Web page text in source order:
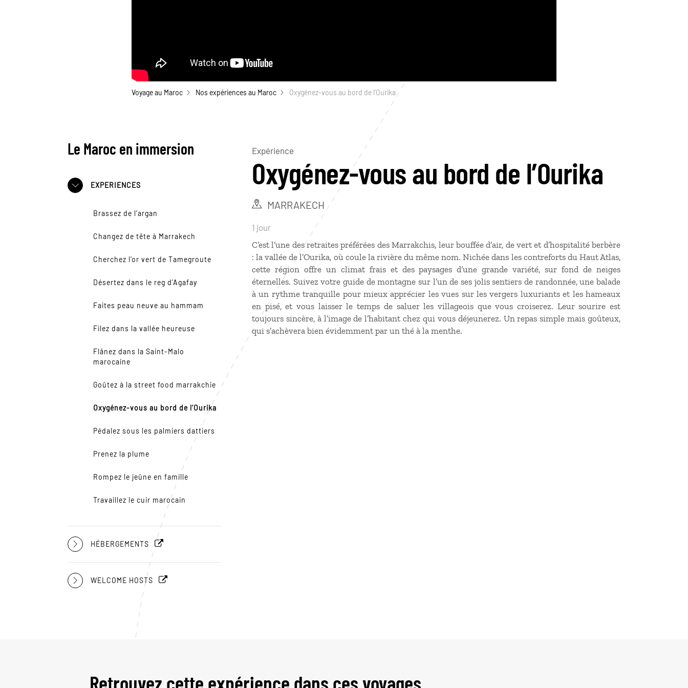
Voyage au Maroc Nos expériences au Maroc Oxygénez-vous au bord de l’Ourika
Le Maroc en immersion
EXPERIENCES
Brassez de l’argan
Changez de tête à Marrakech
Cherchez l’or vert de Tamegroute
Désertez dans le reg d’Agafay
Faites peau neuve au hammam
Filez dans la vallée heureuse
Flânez dans la Saint-Malo
marocaine
Goûtez à la street food marrakchie
Oxygénez-vous au bord de l’Ourika
Pédalez sous les palmiers dattiers
Prenez la plume
Rompez le jeûne en famille
Travaillez le cuir marocain
HÉBERGEMENTS
WELCOME HOSTS
Expérience
Oxygénez-vous au bord de l’Ourika
MARRAKECH
1 jour
C’est l’une des retraites préférées des Marrakchis, leur bouffée d’air, de vert et d’hospitalité berbère
: la vallée de l’Ourika, où coule la rivière du même nom. Nichée dans les contreforts du Haut Atlas,
cette région offre un climat frais et des paysages d’une grande variété, sur fond de neiges
éternelles. Suivez votre guide de montagne sur l’un de ses jolis sentiers de randonnée, une balade
à un rythme tranquille pour mieux apprécier les vues sur les vergers luxuriants et les hameaux
en pisé, et vous laisser le temps de saluer les villageois que vous croiserez. Leur sourire est
toujours sincère, à l’image de l’habitant chez qui vous déjeunerez. Un repas simple mais goûteux,
qui s’achèvera bien évidemment par un thé à la menthe.
Retrouvez cette expérience dans ces voyages